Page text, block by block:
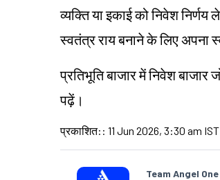
व्यक्ति या इकाई को निवेश निर्णय
स्वतंत्र राय बनाने के लिए अपना
प्रतिभूति बाजार में निवेश बाजार
पढ़ें।
प्रकाशित: : 11 Jun 2026, 3:30 am IST
Team Angel One